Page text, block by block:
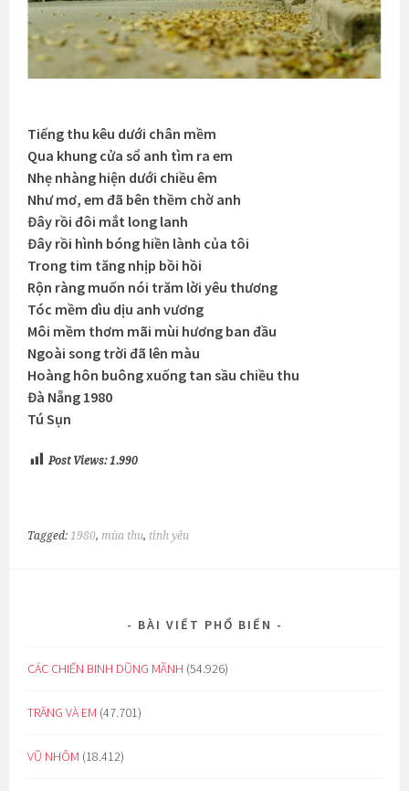
Tiếng thu kêu dưới chân mềm
Qua khung cửa sổ anh tìm ra em
Nhẹ nhàng hiện dưới chiều êm
Như mơ, em đã bên thềm chờ anh
Đây rồi đôi mắt long lanh
Đây rồi hình bóng hiền lành của tôi
Trong tim tăng nhịp bồi hồi
Rộn ràng muốn nói trăm lời yêu thương
Tóc mềm dìu dịu anh vương
Môi mềm thơm mãi mùi hương ban đầu
Ngoài song trời đã lên màu
Hoàng hôn buông xuống tan sầu chiều thu
Đà Nẵng 1980
Tú Sụn
Post Views: 1.990
Tagged:1980,mùa thu, tình yêu
BÀI VIẾT PHỔ BIẾN
CÁC CHIẾN BINH DŨNG MÃNH (54.926)
TRĂNG VÀ EM (47.701)
VŨ NHÔM (18.412)